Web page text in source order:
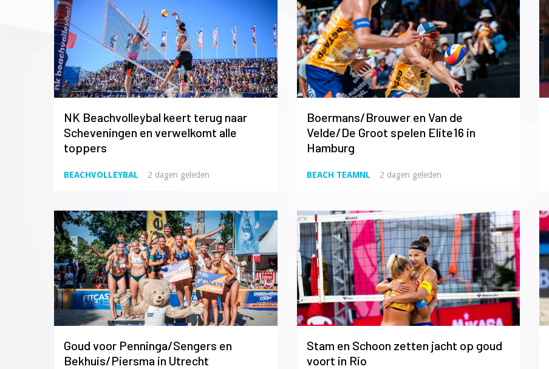
NK Beachvolleybal keert terug naar
Scheveningen en verwelkomt alle
toppers
BEACHVOLLEYBAL 2 dagen geleden
Boermans/Brouwer en Van de
Velde/De Groot spelen Elite16 in
Hamburg
BEACH TEAMNL 2 dagen geleden
Goud voor Penninga/Sengers en
Bekhuis/Piersma in Utrecht
Stam en Schoon zetten jacht op goud
voort in Rio